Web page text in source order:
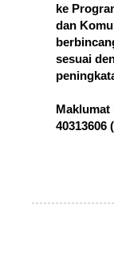
ke
dan
sesuai
Maklumat
40313606